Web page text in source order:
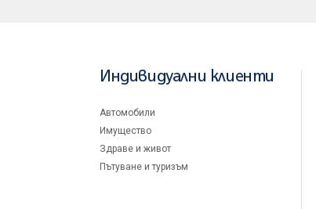
Индивидуални клиенти
Автомобили
Имущество
Здраве и живот
Пътуване и туризъм